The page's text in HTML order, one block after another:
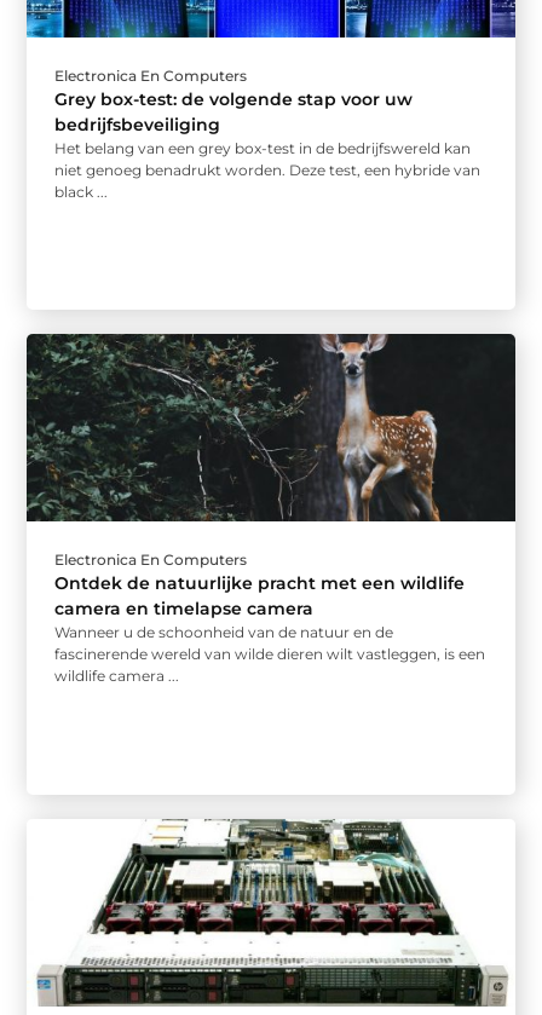
Electronica En Computers
Grey box-test: de volgende stap voor uw
bedrijfsbeveiliging
Het belang van een grey box-test in de bedrijfswereld kan
niet genoeg benadrukt worden. Deze test, een hybride van
black ...
Electronica En Computers
Ontdek de natuurlijke pracht met een wildlife
camera en timelapse camera
Wanneer u de schoonheid van de natuur en de
fascinerende wereld van wilde dieren wilt vastleggen, is een
wildlife camera ...